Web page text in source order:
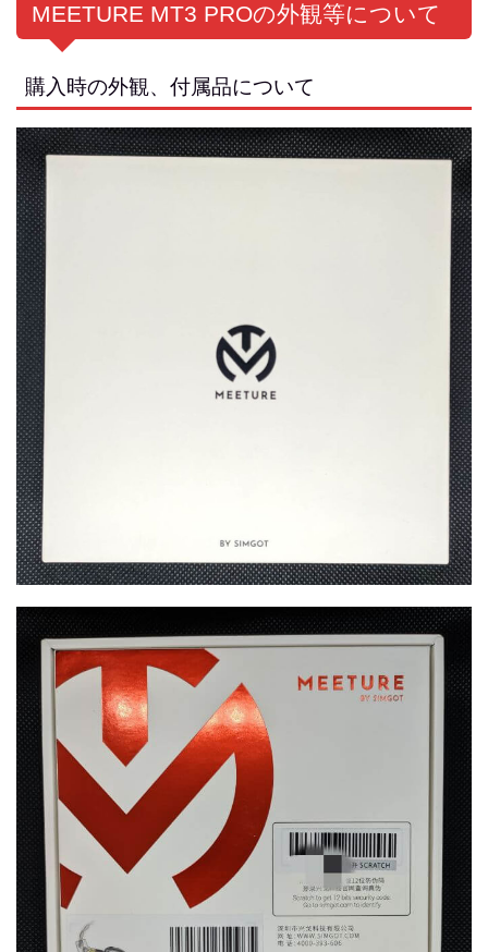
MEETURE MT3 PROの外観等について
購入時の外観、付属品について